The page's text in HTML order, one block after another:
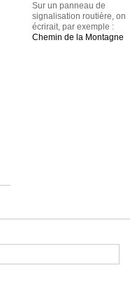
Sur un panneau de
signalisation routière, on
écrirait, par exemple :
Chemin de la Montagne